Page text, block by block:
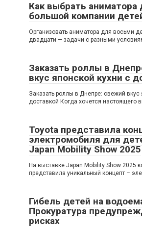
Как выбрать аниматора
большой компании
Организовать аниматора для восьми
двадцати — задачи с разными
Заказать роллы в
вкус японской кухни с
Заказать роллы в Днепре: свежий вкус
доставкой Когда хочется настоящего
Toyota представила
электромобиля для
Japan Mobility Show 2025
На выставке Japan Mobility Show 2025
представила уникальный концепт –
Гибель детей на
Прокуратура
рисках